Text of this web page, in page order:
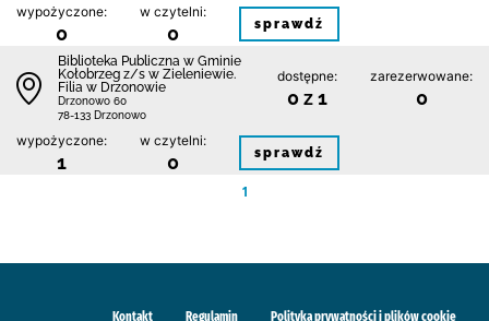
wypożyczone:
0
w czytelni:
0 sprawdź
Biblioteka Publiczna w Gminie
Kołobrzeg z/s w Zieleniewie.
Filia w Drzonowie
Drzonowo 60
78-133 Drzonowo
dostępne:
0 z 1
zarezerwowane:
0
wypożyczone:
1
w czytelni:
0 sprawdź
1
Kontakt Regulamin Polityka prywatności i plików cookie